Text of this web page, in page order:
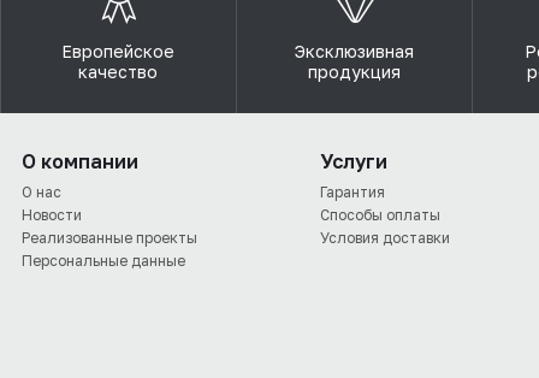
Европейское
качество
Эксклюзивная
продукция
О компании
О нас
Новости
Реализованные проекты
Персональные данные
Услуги
Гарантия
Способы оплаты
Условия доставки